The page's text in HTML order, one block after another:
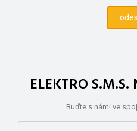
ELEKTRO
Buďte s námi ve